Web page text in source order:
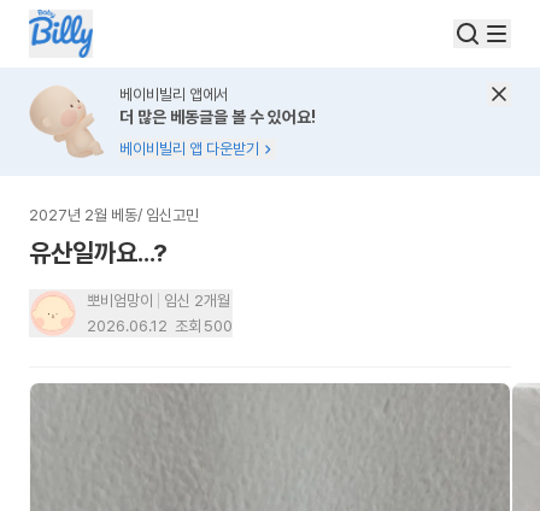
베이비빌리 앱에서
더 많은 베동글을 볼 수 있어요!
베이비빌리 앱 다운받기
2027년 2월 베동/ 임신고민
유산일까요...?
뽀비엄망이
임신 2개월
2026.06.12 조회 500